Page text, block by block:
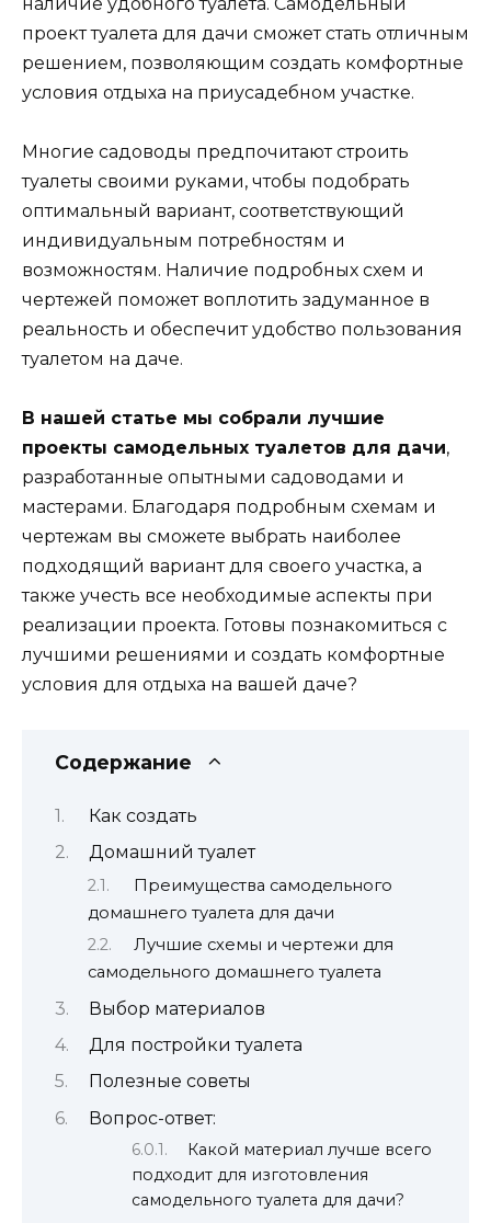
проект туалета для дачи сможет стать отличным
решением, позволяющим создать комфортные
условия отдыха на приусадебном участке.
Многие садоводы предпочитают строить
туалеты своими руками, чтобы подобрать
оптимальный вариант, соответствующий
индивидуальным потребностям и
возможностям. Наличие подробных схем и
чертежей поможет воплотить задуманное в
реальность и обеспечит удобство пользования
туалетом на даче.
В нашей статье мы собрали лучшие
проекты самодельных туалетов для дачи,
разработанные опытными садоводами и
мастерами. Благодаря подробным схемам и
чертежам вы сможете выбрать наиболее
подходящий вариант для своего участка, а
также учесть все необходимые аспекты при
реализации проекта. Готовы познакомиться с
лучшими решениями и создать комфортные
условия для отдыха на вашей даче?
Содержание
Как создать
Домашний туалет
Преимущества самодельного
домашнего туалета для дачи
Лучшие схемы и чертежи для
самодельного домашнего туалета
Выбор материалов
Для постройки туалета
Полезные советы
Вопрос-ответ:
Какой материал лучше всего
подходит для изготовления
самодельного туалета для дачи?